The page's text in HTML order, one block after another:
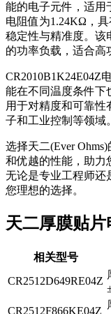
能的电子元件，适用
电阻值为1.24KΩ，
稳定性与精准度。该
的功率负载，适合高
CR2010B1K24E04Z
能在不同温度条件下
用于对精度和可靠性
子和工业控制等领域。
选择天二(Ever
和优越的性能，助力
无论是专业工程师还
您理想的选择。
天二厚膜贴
相关型号
CR2512D649RE04Z
CR2512F866KE04Z